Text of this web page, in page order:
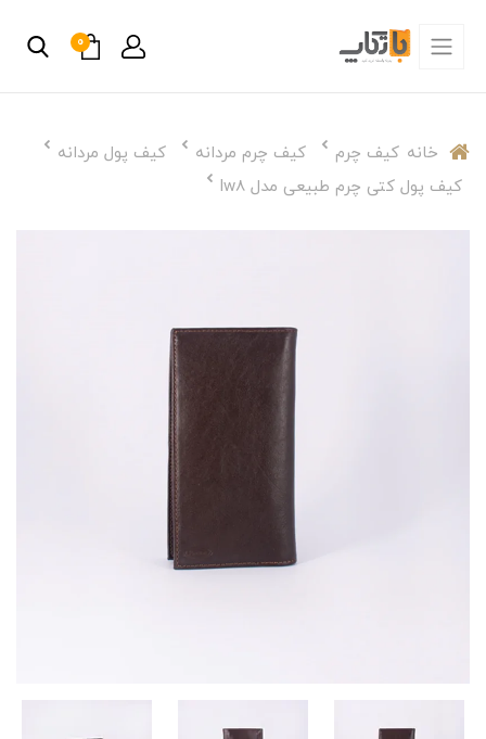
0
خانه کیف چرم کیف چرم مردانه
کیف پول مردانه
کیف پول کتی چرم طبیعی مدل lw8